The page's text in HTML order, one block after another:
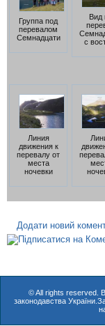
Группа под
перевалом
Семнадцати
Вид
с
Линия
движения к
перевалу от
места
ночевки
Додати новий
© All rights reserved.
законодавства